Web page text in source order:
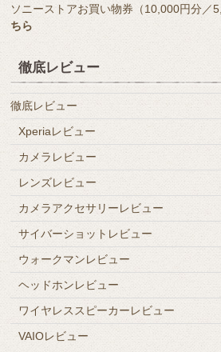
ソニーストアお買い物券（10,000円分／
ちら
徹底レビュー
徹底レビュー
Xperiaレビュー
カメラレビュー
レンズレビュー
カメラアクセサリーレビュー
サイバーショットレビュー
ウォークマンレビュー
ヘッドホンレビュー
ワイヤレススピーカーレビュー
VAIOレビュー